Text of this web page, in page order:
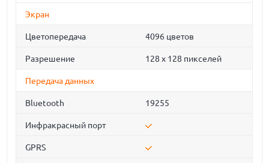
Экран
Цветопередача 4096 цветов
Разрешение 128 x 128 пикселей
Передача данных
Bluetooth 19255
Инфракрасный порт
GPRS